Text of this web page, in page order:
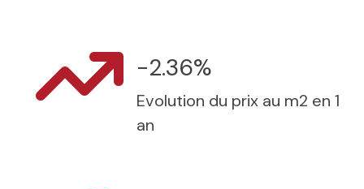
-2.36%
Evolution du prix au m2 en 1
an